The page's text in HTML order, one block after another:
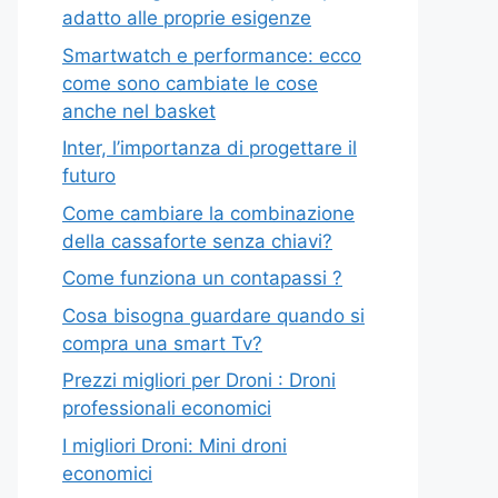
adatto alle proprie esigenze
Smartwatch e performance: ecco
come sono cambiate le cose
anche nel basket
Inter, l’importanza di progettare il
futuro
Come cambiare la combinazione
della cassaforte senza chiavi?
Come funziona un contapassi ?
Cosa bisogna guardare quando si
compra una smart Tv?
Prezzi migliori per Droni : Droni
professionali economici
I migliori Droni: Mini droni
economici